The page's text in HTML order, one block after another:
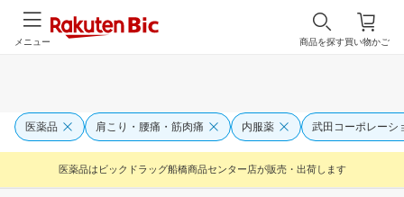
買い物かご
商品を探す
メニュー
医薬品 肩こり・腰痛・筋肉痛 内服薬 武田コーポレーシ
医薬品はビックドラッグ船橋商品センター店が販売・出荷します